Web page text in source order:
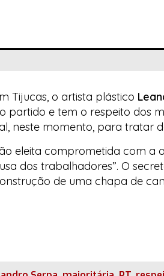
Tijucas, o artista plástico
partido e tem o respeito dos
neste momento, para tratar
eleita comprometida com
dos trabalhadores”. O
de uma chapa de